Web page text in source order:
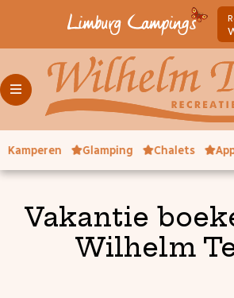
Kamperen Glamping Chalets
Vakantie
Wilhelm